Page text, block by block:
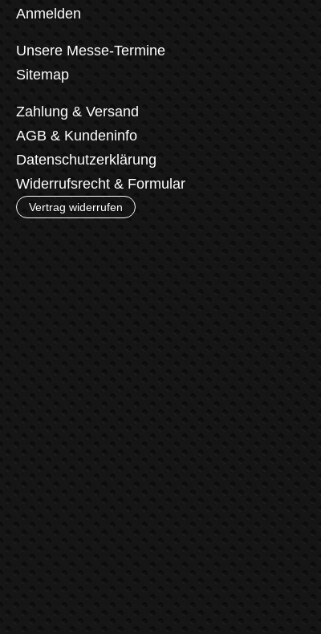
Anmelden
Unsere Messe-Termine
Sitemap
Zahlung & Versand
AGB & Kundeninfo
Datenschutzerklärung
Widerrufsrecht & Formular
Vertrag widerrufen